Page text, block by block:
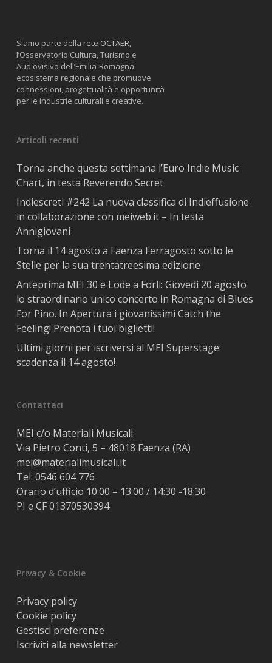
Siamo parte della rete OCTAER,
l’Osservatorio Cultura, Turismo e
Audiovisivo dell’Emilia-Romagna,
ecosistema regionale che promuove
connessioni, progettualità e opportunità
per le industrie culturali e creative.
Articoli recenti
Torna anche questa settimana l’Euro Indie Music
Chart, in testa Reverendo Secret
Indiescreti #242 La nuova classifica di Indieffusione
in collaborazione con meiweb.it – In testa
Annigiovani
Torna il 14 agosto a Faenza Ferragosto sotto le
Stelle per la sua trentatreesima edizione
Anteprima MEI 30 e Lode a Forlì: Giovedì 20 agosto
lo straordinario unico concerto in Romagna di Blues
For Pino. In Apertura i giovanissimi Catch the
Feeling! Prenota i tuoi biglietti!
Ultimi giorni per iscriversi al MEI Superstage:
scadenza il 14 agosto!
Contattaci
MEI c/o Materiali Musicali
Via Pietro Conti, 5 – 48018 Faenza (RA)
mei@materialimusicali.it
Tel: 0546 604 776
Orario d’ufficio 10:00 – 13:00 / 14:30 -18:30
PI e CF 01370530394
Privacy & Cookie
Privacy policy
Cookie policy
Gestisci preferenze
Iscriviti alla newsletter